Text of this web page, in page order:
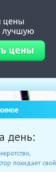
день:
покидает свой